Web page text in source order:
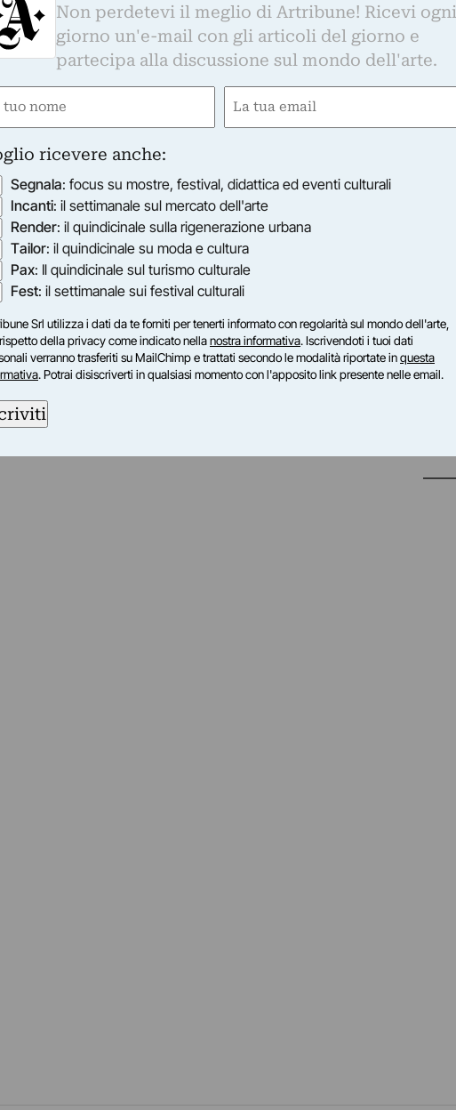
Twitch
su Rss
Non perdetevi il meglio di Artribune! Ricevi ogni
giorno un'e-mail con gli articoli del giorno e
partecipa alla discussione sul mondo dell'arte.
Email
ricevere anche:
Segnala: focus su mostre, festival, didattica ed eventi culturali
Incanti: il settimanale sul mercato dell'arte
Render: il quindicinale sulla rigenerazione urbana
Tailor: il quindicinale su moda e cultura
Pax: Il quindicinale sul turismo culturale
Fest: il settimanale sui festival culturali
Srl utilizza i dati da te forniti per tenerti informato con regolarità sul mondo dell'arte,
della privacy come indicato nellanostra informativa. Iscrivendoti i tuoi dati
verranno trasferiti su MailChimp e trattati secondo le modalità riportate inquesta
. Potrai disiscriverti in qualsiasi momento con l'apposito link presente nelle email.